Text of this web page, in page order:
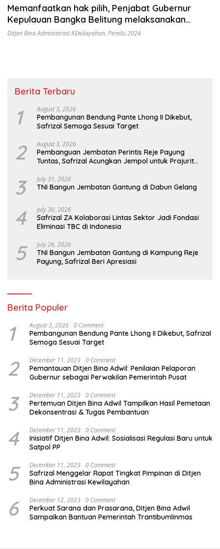
Memanfaatkan hak pilih, Penjabat Gubernur
Kepulauan Bangka Belitung melaksanakan
pencoblosan di TPS nomor 17 Padanglama
Ditjen Bina Administrasi KEwilayahan, Pemilu 2024
Berita Terbaru
1 August 3, 2026
Pembangunan Bendung Pante Lhong II Dikebut,
Safrizal Semoga Sesuai Target
2 August 3, 2026
Pembanguan Jembatan Perintis Reje Payung
Tuntas, Safrizal Acungkan Jempol untuk Prajurit
3 July 31, 2026
TNI Bangun Jembatan Gantung di Dabun Gelang
4 July 30, 2026
Safrizal ZA Kolaborasi Lintas Sektor Jadi Fondasi
Eliminasi TBC di Indonesia
5 July 26, 2026
TNI Bangun Jembatan Gantung di Kampung Reje
Payung, Safrizal Beri Apresiasi
Berita Populer
1 August 3, 2026 0 Comment
Pembangunan Bendung Pante Lhong II Dikebut, Safrizal
Semoga Sesuai Target
2 December 11, 2023 0 Comment
Pemantauan Ditjen Bina Adwil: Penilaian Pelaporan
Gubernur sebagai Perwakilan Pemerintah Pusat
3 December 11, 2023 0 Comment
Pertemuan Ditjen Bina Adwil Tampilkan Hasil Pemetaan
Dekonsentrasi & Tugas Pembantuan
4 December 11, 2023 0 Comment
Inisiatif Ditjen Bina Adwil: Sosialisasi Regulasi Baru untuk
Satpol PP
5 December 11, 2023 0 Comment
Safrizal Menggelar Rapat Tingkat Pimpinan di Ditjen
Bina Administrasi Kewilayahan
6 December 12, 2023 0 Comment
Perkuat Sarana dan Prasarana, Ditjen Bina Adwil
Sampaikan Bantuan Pemerintah Trantibumlinmas